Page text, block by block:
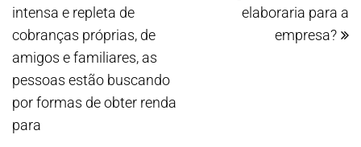
intensa e repleta de
cobranças próprias, de
amigos e familiares, as
pessoas estão buscando
por formas de obter renda
para
elaboraria para a
empresa?